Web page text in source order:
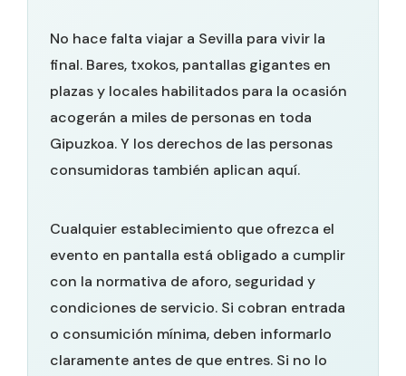
No hace falta viajar a Sevilla para vivir la
final. Bares, txokos, pantallas gigantes en
plazas y locales habilitados para la ocasión
acogerán a miles de personas en toda
Gipuzkoa. Y los derechos de las personas
consumidoras también aplican aquí.
Cualquier establecimiento que ofrezca el
evento en pantalla está obligado a cumplir
con la normativa de aforo, seguridad y
condiciones de servicio. Si cobran entrada
o consumición mínima, deben informarlo
claramente antes de que entres. Si no lo